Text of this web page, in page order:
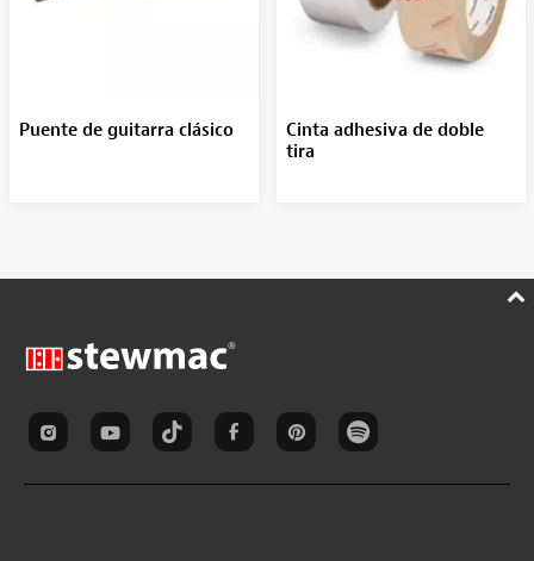
Puente de guitarra clásico
Cinta adhesiva de doble
tira